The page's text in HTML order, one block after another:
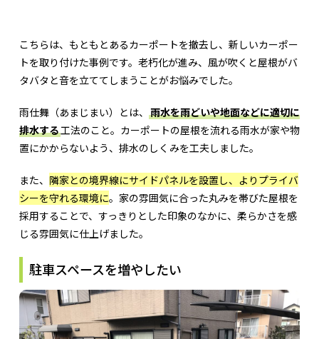
こちらは、もともとあるカーポートを撤去し、新しいカーポー
トを取り付けた事例です。老朽化が進み、風が吹くと屋根がバ
タバタと音を立ててしまうことがお悩みでした。
雨仕舞（あまじまい）とは、 雨水を雨どいや地面などに適切に
排水する工法のこと。カーポートの屋根を流れる雨水が家や物
置にかからないよう、排水のしくみを工夫しました。
また、 隣家との境界線にサイドパネルを設置し、よりプライバ
シーを守れる環境に。家の雰囲気に合った丸みを帯びた屋根を
採用することで、すっきりとした印象のなかに、柔らかさを感
じる雰囲気に仕上げました。
駐車スペースを増やしたい